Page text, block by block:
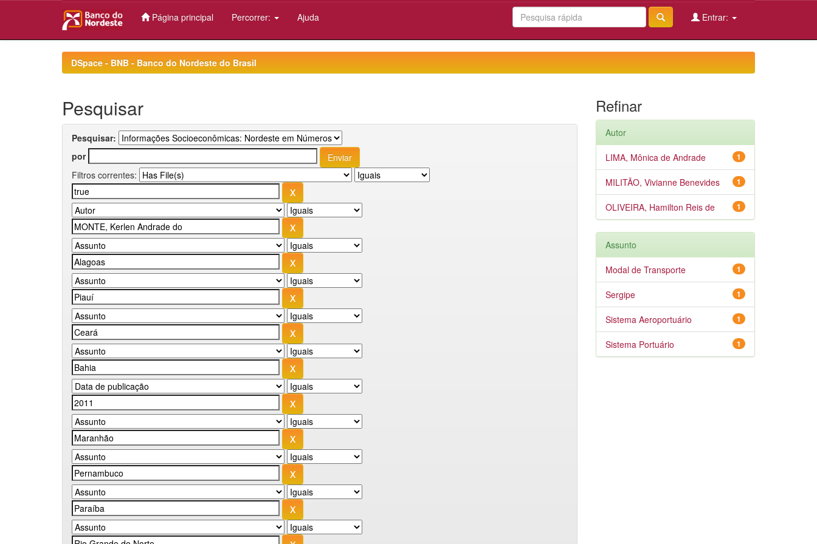
Página principal Percorrer: Ajuda Entrar:
DSpace - BNB - Banco do Nordeste do Brasil
Pesquisar
Pesquisar:
por
Filtros correntes:
Refinar
Autor
1
LIMA, Mônica de Andrade
1
MILITÃO, Vivianne Benevides
1
OLIVEIRA, Hamilton Reis de
Assunto
1
Modal de Transporte
1
Sergipe
1
Sistema Aeroportuário
1
Sistema Portuário